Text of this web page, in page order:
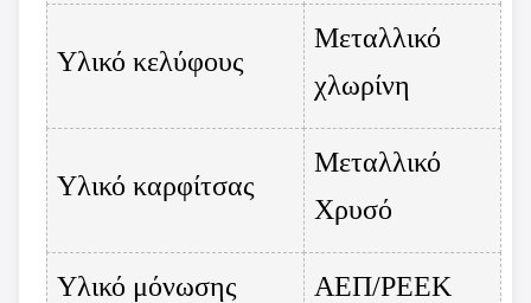
Υλικό κελύφους
Μεταλλικό
χλωρίνη
Υλικό καρφίτσας
Μεταλλικό
Χρυσό
Υλικό μόνωσης ΑΕΠ/PEEK